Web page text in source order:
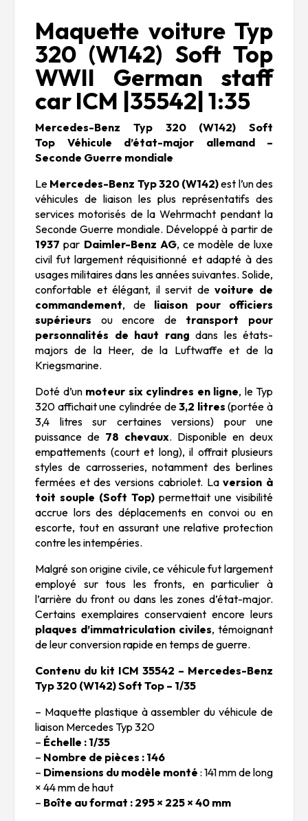
Maquette voiture Typ
320 (W142) Soft Top
WWII German staff
car ICM |35542| 1:35
Mercedes-Benz Typ 320 (W142) Soft
Top Véhicule d’état-major allemand –
Seconde Guerre mondiale
Le Mercedes-Benz Typ 320 (W142)est l’un des
véhicules de liaison les plus représentatifs des
services motorisés de la Wehrmacht pendant la
Seconde Guerre mondiale. Développé à partir de
1937 par Daimler-Benz AG, ce modèle de luxe
civil fut largement réquisitionné et adapté à des
usages militaires dans les années suivantes. Solide,
confortable et élégant, il servit devoiture de
commandement, de liaison pour officiers
supérieurs ou encore de transport pour
personnalités de haut rang dans les états-
majors de la Heer, de la Luftwaffe et de la
Kriegsmarine.
Doté d’un moteur six cylindres en ligne, le Typ
320 affichait une cylindrée de3,2 litres (portée à
3,4 litres sur certaines versions) pour une
puissance de 78 chevaux. Disponible en deux
empattements (court et long), il offrait plusieurs
styles de carrosseries, notamment des berlines
fermées et des versions cabriolet. Laversion à
toit souple (Soft Top) permettait une visibilité
accrue lors des déplacements en convoi ou en
escorte, tout en assurant une relative protection
contre les intempéries.
Malgré son origine civile, ce véhicule fut largement
employé sur tous les fronts, en particulier à
l’arrière du front ou dans les zones d’état-major.
Certains exemplaires conservaient encore leurs
plaques d’immatriculation civiles, témoignant
de leur conversion rapide en temps de guerre.
Contenu du kit ICM 35542 – Mercedes-Benz
Typ 320 (W142) Soft Top – 1/35
– Maquette plastique à assembler du véhicule de
liaison Mercedes Typ 320
– Échelle : 1/35
– Nombre de pièces : 146
– Dimensions du modèle monté : 141 mm de long
× 44 mm de haut
– Boîte au format : 295 × 225 × 40 mm